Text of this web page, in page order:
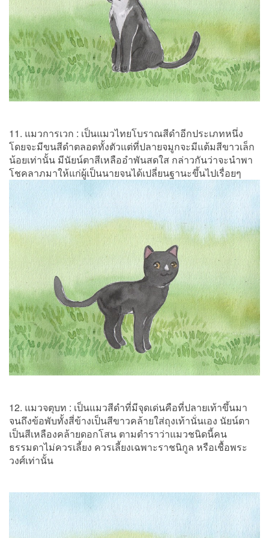
11. แมวการเวก : เป็นแมวไทยโบราณสีดำอีกประเภทหนึ่ง
โดยจะมีขนสีดำตลอดทั้งตัวแต่ที่ปลายจมูกจะมีแต้มสีขาวเล็ก
น้อยเท่านั้น มีนัยน์ตาสีเหลืออำพันสดใส กล่าวกันว่าจะนำพา
โชคลาภมาให้แก่ผู้เป็นนายจนได้เปลี่ยนฐานะขึ้นไปเรื่อยๆ
12. แมวจตุบท : เป็นแมวสีดำที่มีจุดเด่นคือที่ปลายเท้าขึ้นมา
จนถึงข้อพับทั้งสี่ข้างเป็นสีขาวคล้ายใส่ถุงเท้านั่นเอง นัยน์ตา
เป็นสีเหลืองคล้ายดอกโสน ตามตำราว่าแมวชนิดนี้คน
ธรรมดาไม่ควรเลี้ยง ควรเลี้ยงเฉพาะราชนิกูล หรือเชื้อพระ
วงศ์เท่านั้น